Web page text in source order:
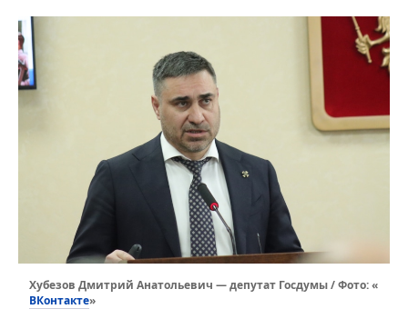
Хубезов Дмитрий Анатольевич — депутат Госдумы / Фото: «
ВКонтакте»